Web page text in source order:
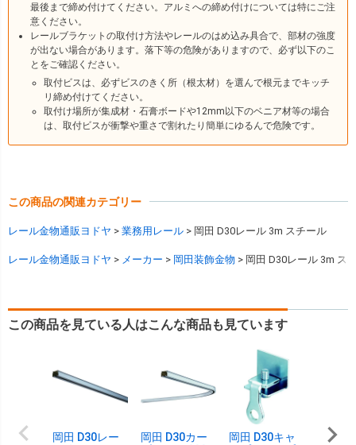
最後まで締め付けてください。アルミへの締め付けについては特にご注
意ください。
レールブラケットの取付け方法やレールのはめ込み具合で、部材の強度
が出ない場合があります。落下等の危険がありますので、必ず以下のこ
とをご確認ください。
取付ビスは、必ずビスのきく所（根太材）を選んで根元までキッチ
リ締め付けてください。
取付け場所が集成材・石膏ボードや12mm以下のベニア材等の場合
は、取付ビスが衝撃や重さで割れたり簡単にゆるんで危険です。
この商品の関連カテゴリー
レール金物通販ヨドヤ 業務用レール 岡田 D30レール 3m スチール
レール金物通販ヨドヤ メーカー 岡田装飾金物 岡田 D30レール 3m ス
この商品を見ている人はこんな商品も見ています
岡田 D30レー
岡田 D30カー
岡田 D30キャ
ダイケ